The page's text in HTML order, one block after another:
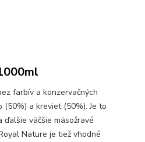
farbív a konzervačných
a kreviet (50%). Je to
väčšie mäsožravé
Nature je tiež vhodné